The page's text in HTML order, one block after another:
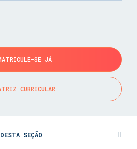
SE JÁ
CURRICULAR
SEÇÃO